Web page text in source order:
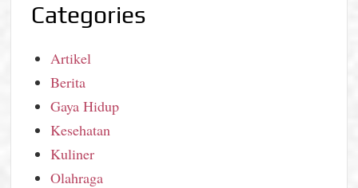
Categories
Artikel
Berita
Gaya Hidup
Kesehatan
Kuliner
Olahraga